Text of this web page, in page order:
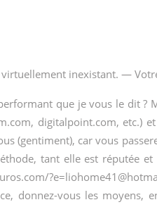
inexistant. —
que je vous le dit
digitalpoint.com, etc.)
(gentiment), car vous
tant elle est réputée
donnez-vous les